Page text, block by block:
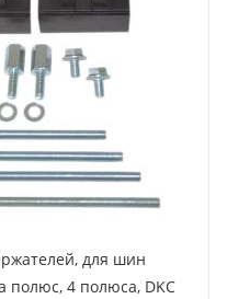
для шин
4 полюса, DKC